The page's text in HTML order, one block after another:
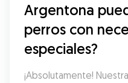
Argentona
perros con
especiales?
¡Absolutamente!